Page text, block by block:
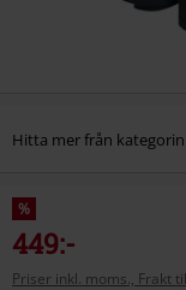
Hitta mer från
%
449:-
Priser inkl. moms., Frakt